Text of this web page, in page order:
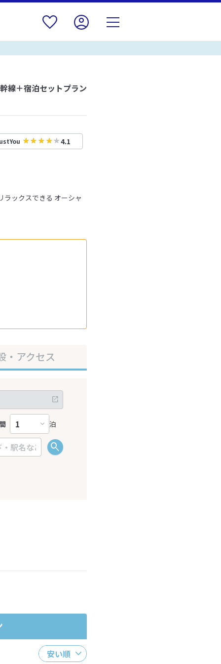
線＋宿泊セットプラン
4.1
ラックスできる オーシャ
・アクセス
泊
い。
安い順